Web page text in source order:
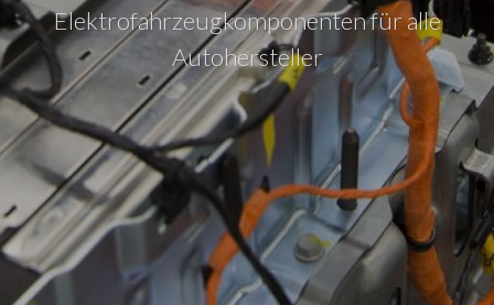
Elektrofahrzeugkomponenten für alle
Autohersteller